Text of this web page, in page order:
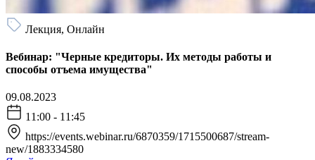
Лекция, Онлайн
Вебинар: "Черные кредиторы. Их методы работы и
способы отъема имущества"
09.08.2023
11:00 - 11:45
https://events.webinar.ru/6870359/1715500687/stream-
new/1883334580